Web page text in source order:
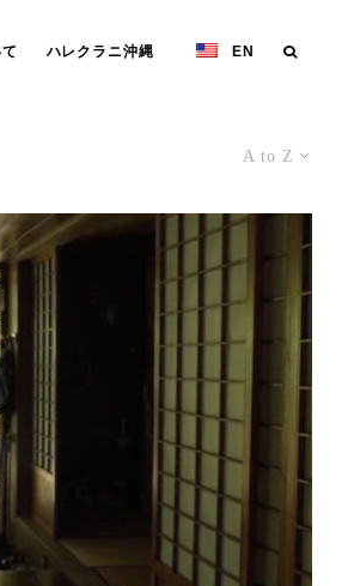
ハレクラニ沖縄 EN
A to Z